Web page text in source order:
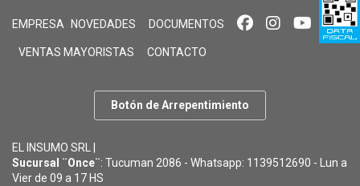
EMPRESA NOVEDADES DOCUMENTOS
VENTAS MAYORISTAS CONTACTO
Botón de Arrepentimiento
EL INSUMO SRL |
Sucursal ¨Once¨: Tucuman 2086 - Whatsapp: 1139512690 - Lun a
Vier de 09 a 17 HS